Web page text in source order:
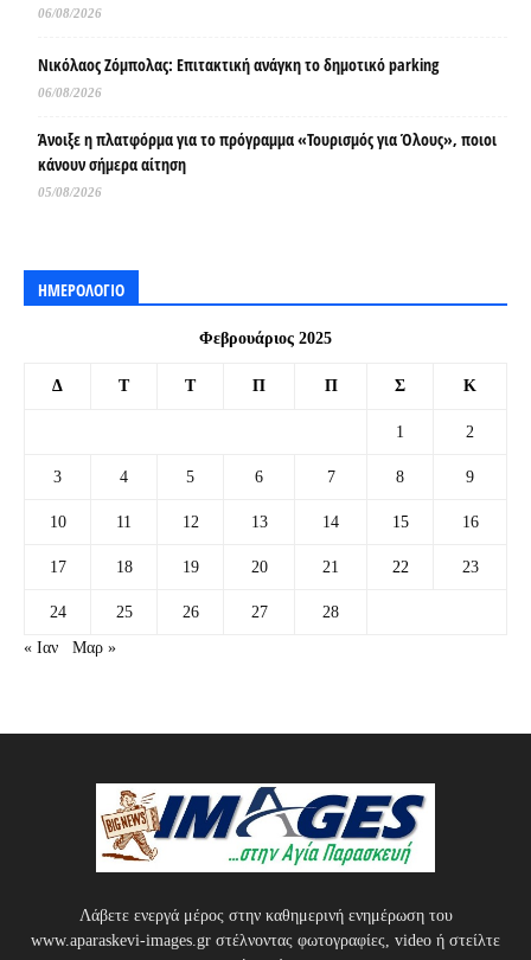
06/08/2026
Νικόλαος Ζόμπολας: Επιτακτική ανάγκη το δημοτικό parking
06/08/2026
Άνοιξε η πλατφόρμα για το πρόγραμμα «Τουρισμός για Όλους», ποιοι
κάνουν σήμερα αίτηση
05/08/2026
ΗΜΕΡΟΛΟΓΙΟ
Φεβρουάριος 2025
Δ Τ Τ Π Π Σ Κ
1 2
3 4 5 6 7 8 9
10 11 12 13 14 15 16
17 18 19 20 21 22 23
24 25 26 27
28
« Ιαν
Μαρ »
Λάβετε ενεργά μέρος στην καθημερινή ενημέρωση του
www.aparaskevi-images.gr στέλνοντας φωτογραφίες, video ή στείλτε